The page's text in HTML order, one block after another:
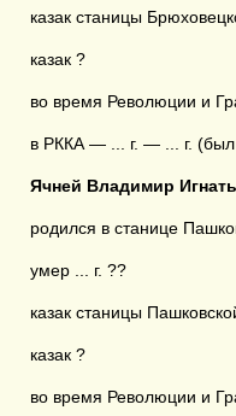
казак станицы
казак ?
во время Революции и
в РККА — ... г. — ... г. (был
Ячней Владимир
родился в станице
умер ... г. ??
казак станицы
казак ?
во время Революции и